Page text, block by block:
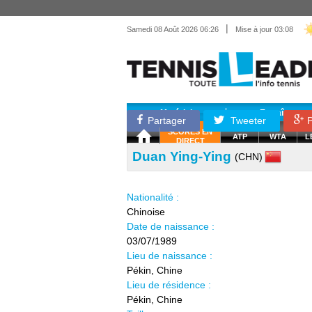
Samedi 08 Août 2026 06:26 | Mise à jour 03:08
Matériel
SCORES EN
DIRECT
ATP WTA
Partager Tweeter
Duan Ying-Ying (CHN)
Nationalité :
Chinoise
Date de naissance :
03/07/1989
Lieu de naissance :
Pékin, Chine
Lieu de résidence :
Pékin, Chine